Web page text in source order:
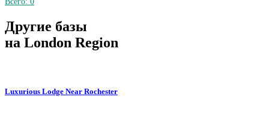
Другие базы
на London Region
Luxurious Lodge Near Rochester